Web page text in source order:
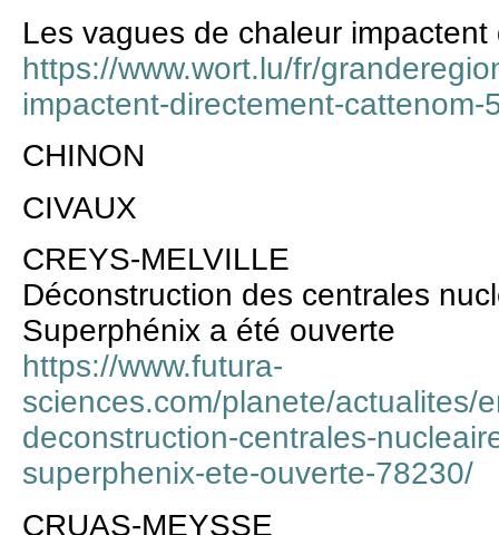
Les vagues de chaleur
https://www.wort.lu/fr/
impactent-directement-
CHINON
CIVAUX
CREYS-MELVILLE
Déconstruction des centrales
Superphénix a été ouverte
https://www.futura-
sciences.com/planete/actualites/
deconstruction-centrales-
superphenix-ete-ouverte-78230/
CRUAS-MEYSSE